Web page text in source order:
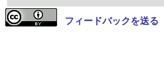
フィードバックを送る